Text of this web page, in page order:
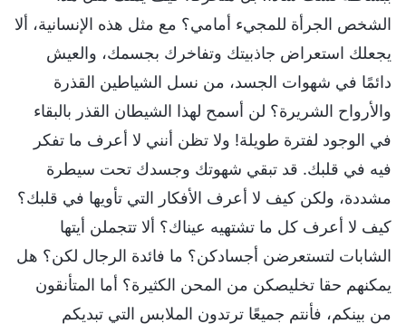
الشخص الجرأة للمجيء أمامي؟ مع مثل هذه الإنسانية، ألا
يجعلك استعراض جاذبيتك وتفاخرك بجسمك، والعيش
دائمًا في شهوات الجسد، من نسل الشياطين القذرة
والأرواح الشريرة؟ لن أسمح لهذا الشيطان القذر بالبقاء
في الوجود لفترة طويلة! ولا تظن أنني لا أعرف ما تفكر
فيه في قلبك. قد تبقي شهوتك وجسدك تحت سيطرة
مشددة، ولكن كيف لا أعرف الأفكار التي تأويها في قلبك؟
كيف لا أعرف كل ما تشتهيه عيناك؟ ألا تتجملن أيتها
الشابات لتستعرضن أجسادكن؟ ما فائدة الرجال لكن؟ هل
يمكنهم حقا تخليصكن من المحن الكثيرة؟ أما المتأنقون
من بينكم، فأنتم جميعًا ترتدون الملابس التي تبديكم